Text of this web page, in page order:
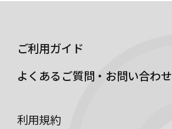
ご利用ガイド
よくあるご質問・お問い合わせ
利用規約